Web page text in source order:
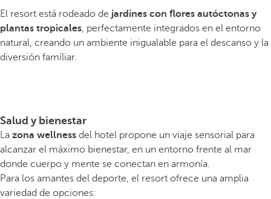
El resort está rodeado de jardines con flores autóctonas y
plantas tropicales , perfectamente integrados en el entorno
natural, creando un ambiente inigualable para el descanso y la
diversión familiar.
Salud y bienestar
La zona wellness del hotel propone un viaje sensorial para
alcanzar el máximo bienestar, en un entorno frente al mar
donde cuerpo y mente se conectan en armonía.
Para los amantes del deporte, el resort ofrece una amplia
variedad de opciones: